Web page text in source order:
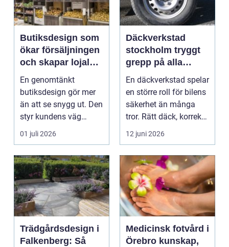
Butiksdesign som
ökar försäljningen
och skapar lojalare
kunder
En genomtänkt
butiksdesign gör mer
än att se snygg ut. Den
styr kundens väg
genom lokalen,
01 juli 2026
Däckverkstad
stockholm tryggt
grepp på alla
vägar
En däckverkstad spelar
en större roll för bilens
säkerhet än många
tror. Rätt däck, korrekt
monterin...
12 juni 2026
Trädgårdsdesign i
Falkenberg: Så
Medicinsk fotvård i
Örebro kunskap,